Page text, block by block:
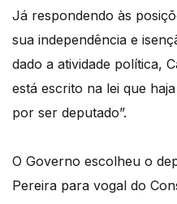
Já respondendo às
sua independência e
dado a atividade política,
está escrito na lei que
por ser deputado”.
O Governo escolheu o
Pereira para vogal do